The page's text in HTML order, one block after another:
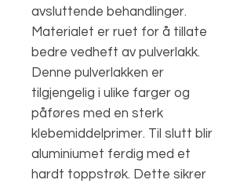
avsluttende behandlinger.
Materialet er ruet for å tillate
bedre vedheft av pulverlakk.
Denne pulverlakken er
tilgjengelig i ulike farger og
påføres med en sterk
klebemiddelprimer. Til slutt blir
aluminiumet ferdig med et
hardt toppstrøk. Dette sikrer